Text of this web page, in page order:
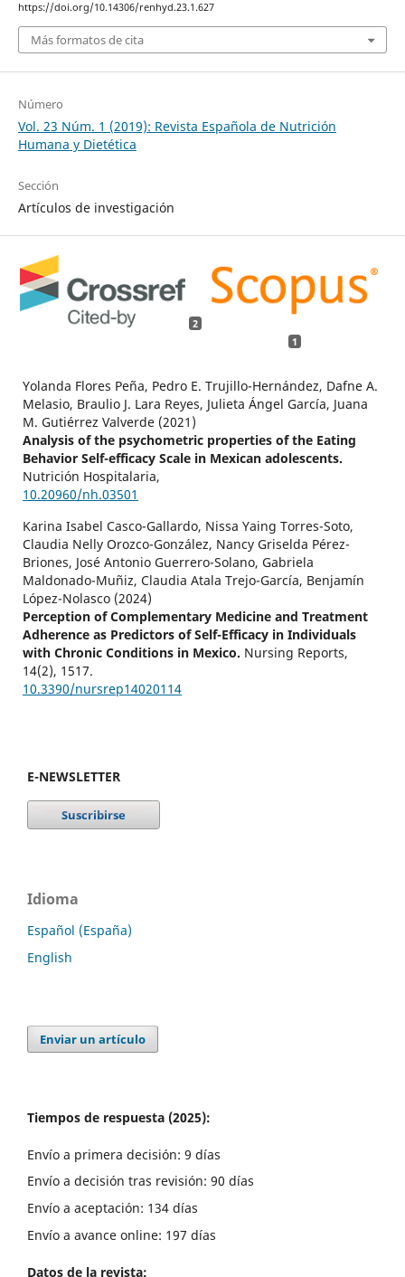
https://doi.org/10.14306/renhyd.23.1.627
Más formatos de cita
Número
Vol. 23 Núm. 1 (2019): Revista Española de Nutrición
Humana y Dietética
Sección
Artículos de investigación
2
1
Yolanda Flores Peña, Pedro E. Trujillo-Hernández, Dafne A.
Melasio, Braulio J. Lara Reyes, Julieta Ángel García, Juana
M. Gutiérrez Valverde (2021)
Analysis of the psychometric properties of the Eating
Behavior Self-efficacy Scale in Mexican adolescents.
Nutrición Hospitalaria,
10.20960/nh.03501
Karina Isabel Casco-Gallardo, Nissa Yaing Torres-Soto,
Claudia Nelly Orozco-González, Nancy Griselda Pérez-
Briones, José Antonio Guerrero-Solano, Gabriela
Maldonado-Muñiz, Claudia Atala Trejo-García, Benjamín
López-Nolasco (2024)
Perception of Complementary Medicine and Treatment
Adherence as Predictors of Self-Efficacy in Individuals
with Chronic Conditions in Mexico. Nursing Reports,
14(2), 1517.
10.3390/nursrep14020114
E-NEWSLETTER
Idioma
Español (España)
English
Enviar un artículo
Tiempos de respuesta (2025):
Envío a primera decisión: 9 días
Envío a decisión tras revisión: 90 días
Envío a aceptación: 134 días
Envío a avance online: 197 días
Datos de la revista: